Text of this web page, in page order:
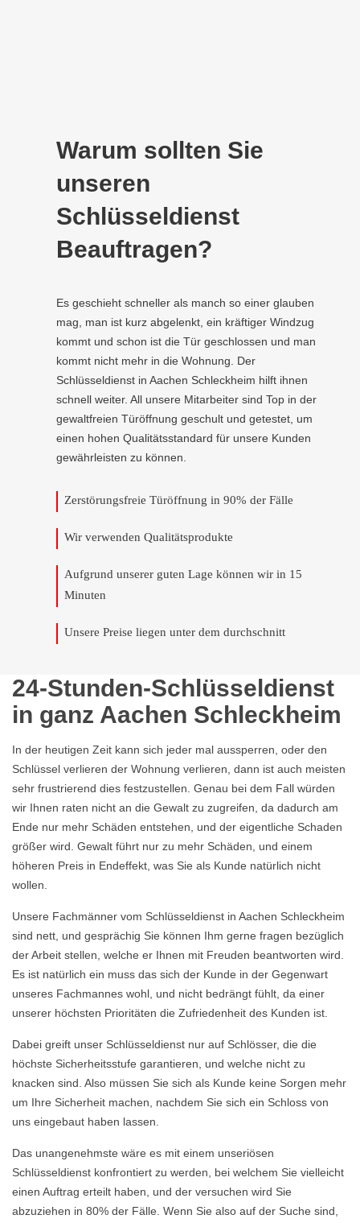
Warum sollten Sie
unseren
Schlüsseldienst
Beauftragen?
Es geschieht schneller als manch so einer glauben
mag, man ist kurz abgelenkt, ein kräftiger Windzug
kommt und schon ist die Tür geschlossen und man
kommt nicht mehr in die Wohnung. Der
Schlüsseldienst in Aachen Schleckheim hilft ihnen
schnell weiter. All unsere Mitarbeiter sind Top in der
gewaltfreien Türöffnung geschult und getestet, um
einen hohen Qualitätsstandard für unsere Kunden
gewährleisten zu können.
Zerstörungsfreie Türöffnung in 90% der Fälle
Wir verwenden Qualitätsprodukte
Aufgrund unserer guten Lage können wir in 15
Minuten
Unsere Preise liegen unter dem durchschnitt
24-Stunden-Schlüsseldienst
in ganz Aachen Schleckheim
In der heutigen Zeit kann sich jeder mal aussperren, oder den
Schlüssel verlieren der Wohnung verlieren, dann ist auch meisten
sehr frustrierend dies festzustellen. Genau bei dem Fall würden
wir Ihnen raten nicht an die Gewalt zu zugreifen, da dadurch am
Ende nur mehr Schäden entstehen, und der eigentliche Schaden
größer wird. Gewalt führt nur zu mehr Schäden, und einem
höheren Preis in Endeffekt, was Sie als Kunde natürlich nicht
wollen.
Unsere Fachmänner vom Schlüsseldienst in Aachen Schleckheim
sind nett, und gesprächig Sie können Ihm gerne fragen bezüglich
der Arbeit stellen, welche er Ihnen mit Freuden beantworten wird.
Es ist natürlich ein muss das sich der Kunde in der Gegenwart
unseres Fachmannes wohl, und nicht bedrängt fühlt, da einer
unserer höchsten Prioritäten die Zufriedenheit des Kunden ist.
Dabei greift unser Schlüsseldienst nur auf Schlösser, die die
höchste Sicherheitsstufe garantieren, und welche nicht zu
knacken sind. Also müssen Sie sich als Kunde keine Sorgen mehr
um Ihre Sicherheit machen, nachdem Sie sich ein Schloss von
uns eingebaut haben lassen.
Das unangenehmste wäre es mit einem unseriösen
Schlüsseldienst konfrontiert zu werden, bei welchem Sie vielleicht
einen Auftrag erteilt haben, und der versuchen wird Sie
abzuziehen in 80% der Fälle. Wenn Sie also auf der Suche sind,